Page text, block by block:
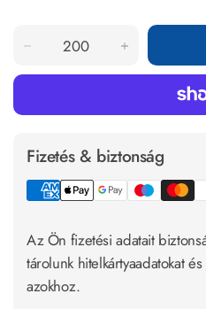
Fizetés & biztonság
Az Ön fizetési adatait
tárolunk hitelkártyaadatokat
azokhoz.